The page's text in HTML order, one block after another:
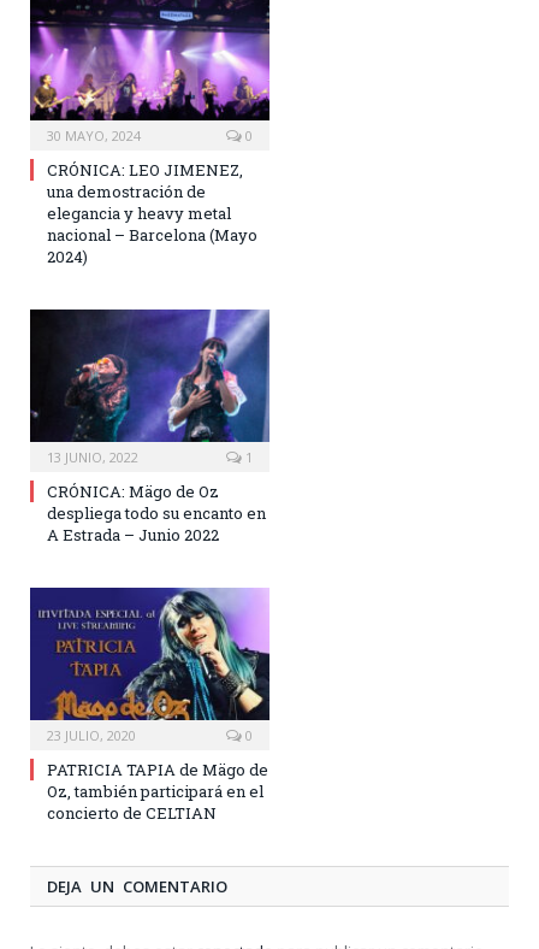
30 MAYO, 2024 0
CRÓNICA: LEO JIMENEZ,
una demostración de
elegancia y heavy metal
nacional – Barcelona (Mayo
2024)
13 JUNIO, 2022 1
CRÓNICA: Mägo de Oz
despliega todo su encanto en
A Estrada – Junio 2022
23 JULIO, 2020 0
PATRICIA TAPIA de Mägo de
Oz, también participará en el
concierto de CELTIAN
DEJA UN COMENTARIO